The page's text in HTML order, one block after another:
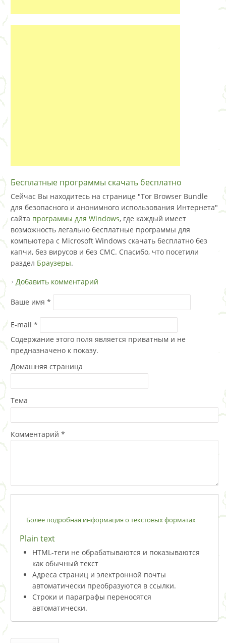
Бесплатные программы скачать бесплатно
Сейчас Вы находитесь на странице "Tor Browser Bundle
для безопасного и анонимного использования Интернета"
сайта программы для Windows, где каждый имеет
возможность легально бесплатные программы для
компьютера с Microsoft Windows скачать бесплатно без
капчи, без вирусов и без СМС. Спасибо, что посетили
раздел Браузеры.
Добавить комментарий
Ваше имя *
E-mail *
Содержание этого поля является приватным и не
предназначено к показу.
Домашняя страница
Тема
Комментарий *
Более подробная информация о текстовых форматах
Plain text
HTML-теги не обрабатываются и показываются
как обычный текст
Адреса страниц и электронной почты
автоматически преобразуются в ссылки.
Строки и параграфы переносятся
автоматически.